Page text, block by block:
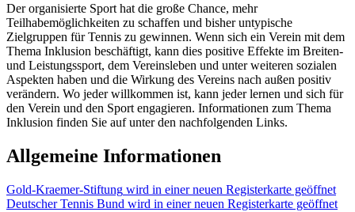
Der organisierte Sport hat die große Chance, mehr
Teilhabemöglichkeiten zu schaffen und bisher untypische
Zielgruppen für Tennis zu gewinnen. Wenn sich ein Verein mit dem
Thema Inklusion beschäftigt, kann dies positive Effekte im Breiten-
und Leistungssport, dem Vereinsleben und unter weiteren sozialen
Aspekten haben und die Wirkung des Vereins nach außen positiv
verändern. Wo jeder willkommen ist, kann jeder lernen und sich für
den Verein und den Sport engagieren. Informationen zum Thema
Inklusion finden Sie auf unter den nachfolgenden Links.
Allgemeine Informationen
Gold-Kraemer-Stiftung wird in einer neuen Registerkarte geöffnet
Deutscher Tennis Bund wird in einer neuen Registerkarte geöffnet